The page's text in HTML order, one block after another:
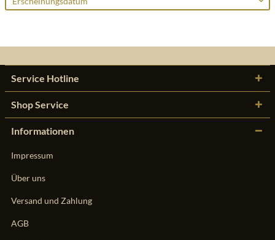
Service Hotline
Shop Service
Informationen
Impressum
Über uns
Versand und Zahlung
AGB